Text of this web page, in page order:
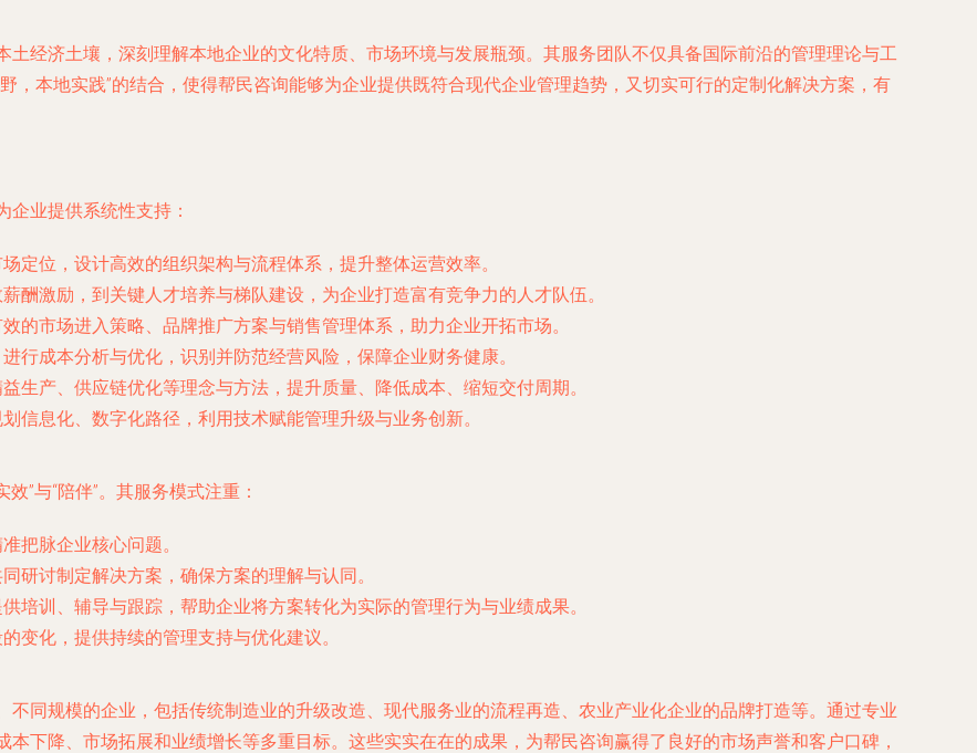
经济土壤，深刻理解本地企业的文化特质、市场环境与发展瓶颈。其服务团队不仅具备国际前沿的管理理论与工
，本地实践”的结合，使得帮民咨询能够为企业提供既符合现代企业管理趋势，又切实可行的定制化解决方案，有
业提供系统性支持：
定位，设计高效的组织架构与流程体系，提升整体运营效率。
酬激励，到关键人才培养与梯队建设，为企业打造富有竞争力的人才队伍。
的市场进入策略、品牌推广方案与销售管理体系，助力企业开拓市场。
行成本分析与优化，识别并防范经营风险，保障企业财务健康。
生产、供应链优化等理念与方法，提升质量、降低成本、缩短交付周期。
信息化、数字化路径，利用技术赋能管理升级与业务创新。
”与“陪伴”。其服务模式注重：
把脉企业核心问题。
研讨制定解决方案，确保方案的理解与认同。
培训、辅导与跟踪，帮助企业将方案转化为实际的管理行为与业绩成果。
变化，提供持续的管理支持与优化建议。
同规模的企业，包括传统制造业的升级改造、现代服务业的流程再造、农业产业化企业的品牌打造等。通过专业
下降、市场拓展和业绩增长等多重目标。这些实实在在的成果，为帮民咨询赢得了良好的市场声誉和客户口碑，